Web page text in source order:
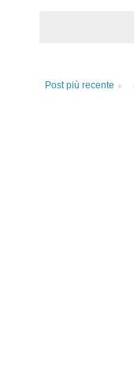
Post più recente